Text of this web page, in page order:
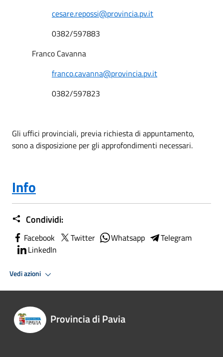
cesare.repossi@provincia.pv.it
0382/597883
Franco Cavanna
franco.cavanna@provincia.pv.it
0382/597823
Gli uffici provinciali, previa richiesta di appuntamento,
sono a disposizione per gli approfondimenti necessari.
Info
Condividi:
Facebook Twitter Whatsapp
Telegram
LinkedIn
Vedi azioni
Provincia di Pavia